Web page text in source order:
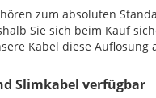
zum absoluten
Sie sich beim Kauf
Kabel diese Auflösung
Slimkabel verfügbar